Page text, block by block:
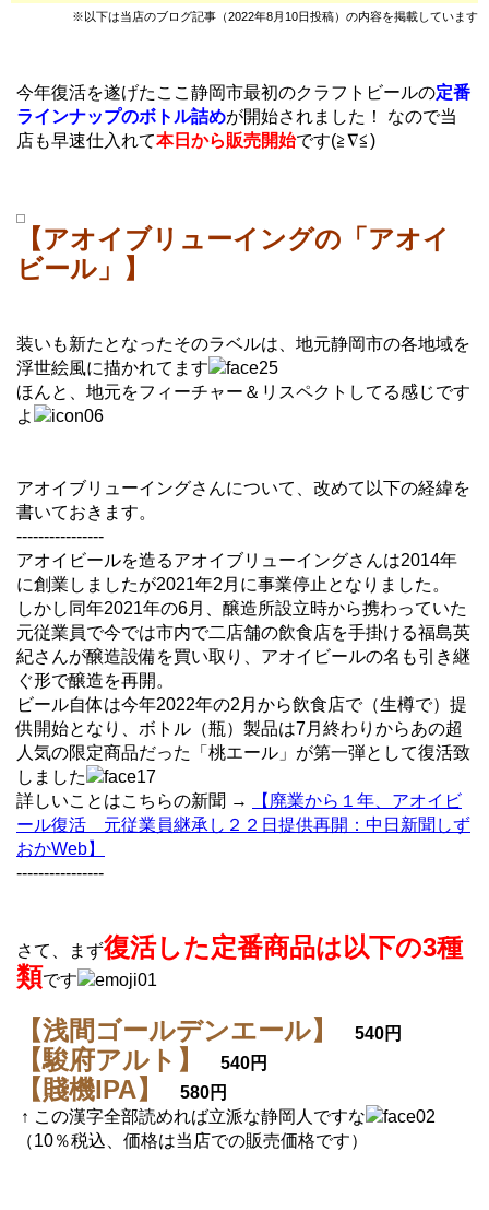
※以下は当店のブログ記事（2022年8月10日投稿）の内容を掲載しています
今年復活を遂げたここ静岡市最初のクラフトビールの定番
ラインナップのボトル詰めが開始されました！ なので当
店も早速仕入れて本日から販売開始です(≧∇≦)
【アオイブリューイングの「アオイ
ビール」】
装いも新たとなったそのラベルは、地元静岡市の各地域を
浮世絵風に描かれてます
ほんと、地元をフィーチャー＆リスペクトしてる感じです
よ
アオイブリューイングさんについて、改めて以下の経緯を
書いておきます。
----------------
アオイビールを造るアオイブリューイングさんは2014年
に創業しましたが2021年2月に事業停止となりました。
しかし同年2021年の6月、醸造所設立時から携わっていた
元従業員で今では市内で二店舗の飲食店を手掛ける福島英
紀さんが醸造設備を買い取り、アオイビールの名も引き継
ぐ形で醸造を再開。
ビール自体は今年2022年の2月から飲食店で（生樽で）提
供開始となり、ボトル（瓶）製品は7月終わりからあの超
人気の限定商品だった「桃エール」が第一弾として復活致
しました
詳しいことはこちらの新聞 →
【廃業から１年、アオイビ
ール復活 元従業員継承し２２日提供再開：中日新聞しず
おかWeb】
----------------
さて、まず復活した定番商品は以下の3種
類です
【浅間ゴールデンエール】 540円
【駿府アルト】 540円
【賤機IPA】
580円
↑ この漢字全部読めれば立派な静岡人ですな
（10％税込、価格は当店での販売価格です）